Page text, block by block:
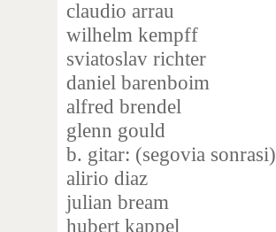
claudio arrau
wilhelm kempff
sviatoslav richter
daniel barenboim
alfred brendel
glenn gould
b. gitar: (segovia sonrasi)
alirio diaz
julian bream
hubert kappel